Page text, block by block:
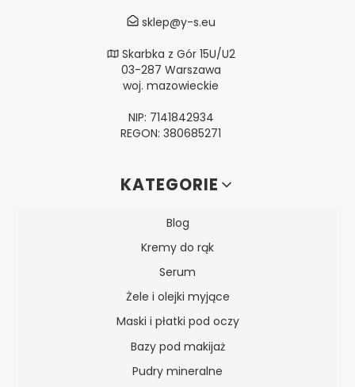
sklep@y-s.eu
Skarbka z Gór 15U/U2
03-287 Warszawa
woj. mazowieckie
NIP: 7141842934
REGON: 380685271
Linki w stopceKATEGORIE
Blog
Kremy do rąk
Serum
Żele i olejki myjące
Maski i płatki pod oczy
Bazy pod makijaż
Pudry mineralne